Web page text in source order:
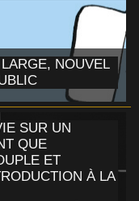
NOUVEL
SUR UN
QUE
ET
À LA